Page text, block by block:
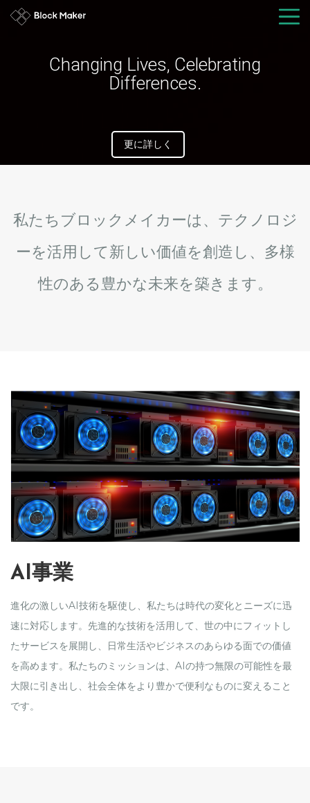
Changing Lives, Celebrating
Differences.
更に詳しく
私たちブロックメイカーは、テクノロジ
ーを活用して新しい価値を創造し、多様
性のある豊かな未来を築きます。
AI事業
進化の激しいAI技術を駆使し、私たちは時代の変化とニーズに迅
速に対応します。先進的な技術を活用して、世の中にフィットし
たサービスを展開し、日常生活やビジネスのあらゆる面での価値
を高めます。私たちのミッションは、AIの持つ無限の可能性を最
大限に引き出し、社会全体をより豊かで便利なものに変えること
です。